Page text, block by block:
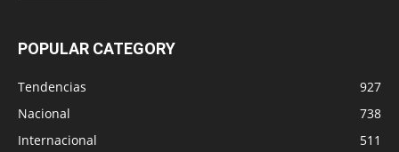
POPULAR CATEGORY
Tendencias
927
Nacional
738
Internacional
511